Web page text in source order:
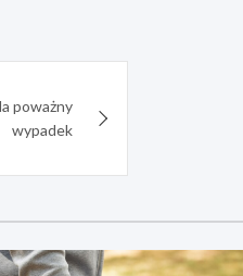
poważny
wypadek